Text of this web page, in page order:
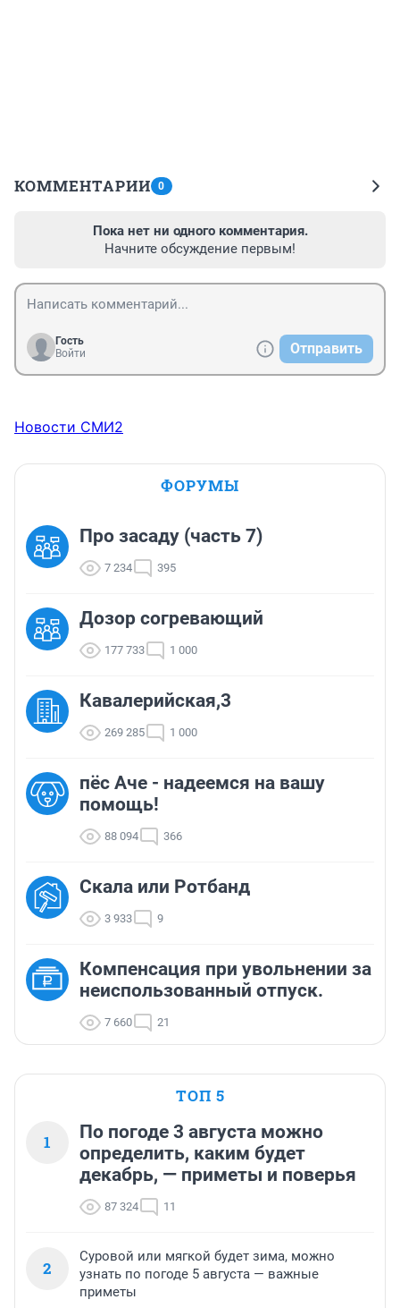
КОММЕНТАРИИ 0
Пока нет ни одного комментария.
Начните обсуждение первым!
Гость
Войти
Отправить
Новости СМИ2
ФОРУМЫ
Про засаду (часть 7)
7 234 395
Дозор согревающий
177 733 1 000
Кавалерийская,3
269 285 1 000
пёс Аче - надеемся на вашу
помощь!
88 094 366
Скала или Ротбанд
3 933 9
Компенсация при увольнении за
неиспользованный отпуск.
7 660 21
ТОП 5
1
По погоде 3 августа можно
определить, каким будет
декабрь, — приметы и поверья
87 324 11
2
Суровой или мягкой будет зима, можно
узнать по погоде 5 августа — важные
приметы